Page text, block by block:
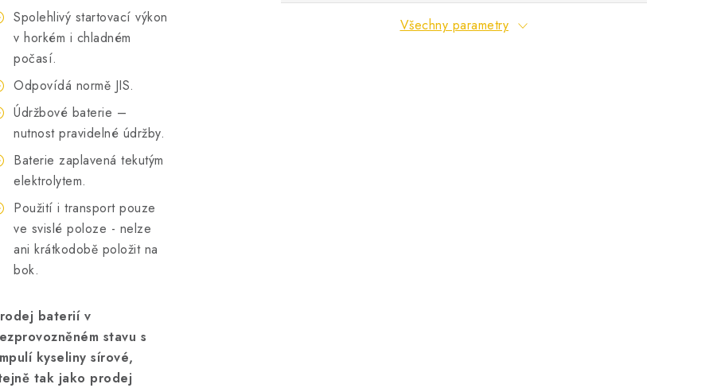
Spolehlivý startovací výkon
v horkém i chladném
počasí.
Odpovídá normě JIS.
Údržbové baterie –
nutnost pravidelné údržby.
Baterie zaplavená tekutým
elektrolytem.
Použití i transport pouze
ve svislé poloze - nelze
ani krátkodobě položit na
bok.
baterií v
stavu s
kyseliny sírové,
tak jako prodej
Všechny parametry